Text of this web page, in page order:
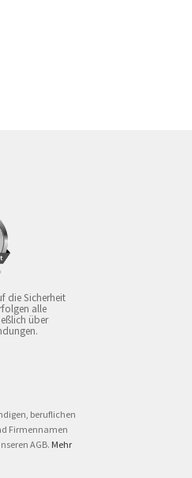
die Sicherheit
alle
über
beruflichen
Firmennamen
AGB. Mehr